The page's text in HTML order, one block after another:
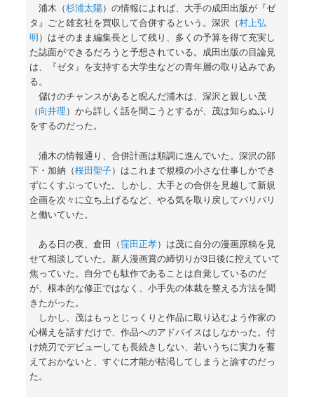
浦木（杉浦太陽）の情報によれば、大手の成田出版が『ゼ
タ』ごと雄玄社を買収して合併するという。深沢（村上弘
明）はそのまま編集長として残り、多くの予算を得て充実し
た誌面ができるだろうと予想されている。成田出版の目論見
は、『ゼタ』を支持する大学生などの青年層の取り込みであ
る。
儲けのチャンスがあると睨んだ浦木は、深沢と親しい茂
（向井理）から詳しく話を聞こうとするが、茂は知らぬふり
をするのだった。
浦木の情報通り、合併計画は順調に進んでいた。深沢の部
下・加納（桜田聖子）はこれまで規模の小さな仕事しかでき
ずにくすぶっていた。しかし、大手との合併を見越して新規
企画を次々に立ち上げるなど、やる気を取り戻してバリバリ
と働いていた。
ある日の夜、倉田（窪田正孝）は茂に自分の漫画原稿を見
せて相談していた。新人漫画賞の締切りが3日後に控えていて
焦っていた。自分でも駄作であることは自覚しているのだ
が、根本的な修正ではなく、小手先の体裁を整える方法を聞
きたがった。
しかし、茂はもっとじっくりと作品に取り込むよう作家の
心構えを話すだけで、作品へのアドバイスはしなかった。付
け焼刃でデビューしても長続きしない、若いうちに実力を蓄
えておかないと、すぐに才能が枯渇してしまうと諭すのだっ
た。